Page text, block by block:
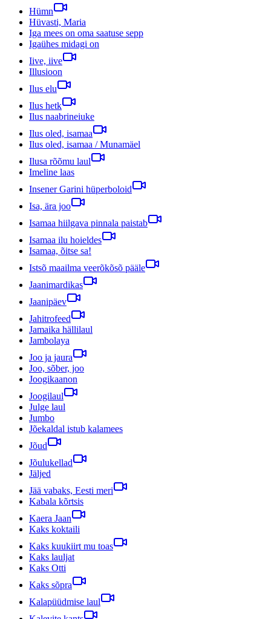
Hümn
Hüvasti, Maria
Iga mees on oma saatuse sepp
Igaühes midagi on
Iive, iive
Illusioon
Ilus elu
Ilus hetk
Ilus naabrineiuke
Ilus oled, isamaa
Ilus oled, isamaa / Munamäel
Ilusa rõõmu laul
Imeline laas
Insener Garini hüperboloid
Isa, ära joo
Isamaa hiilgava pinnala paistab
Isamaa ilu hoieldes
Isamaa, õitse sa!
Istsõ maailma veerõkõsõ pääle
Jaanimardikas
Jaanipäev
Jahitrofeed
Jamaika hällilaul
Jambolaya
Joo ja jaura
Joo, sõber, joo
Joogikaanon
Joogilaul
Julge laul
Jumbo
Jõekaldal istub kalamees
Jõud
Jõulukellad
Jäljed
Jää vabaks, Eesti meri
Kabala kõrtsis
Kaera Jaan
Kaks koktaili
Kaks kuukiirt mu toas
Kaks lauljat
Kaks Otti
Kaks sõpra
Kalapüüdmise laul